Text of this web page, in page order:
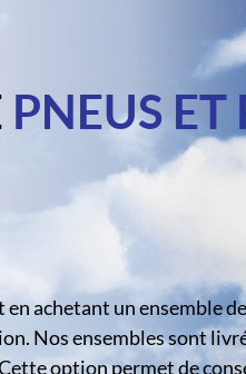
PNEUS ET
achetant un ensemble
Nos ensembles sont
option permet de